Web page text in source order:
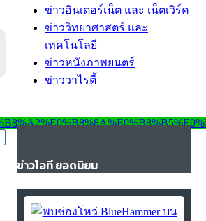
ข่าวอินเตอร์เน็ต และ เน็ตเวิร์ค
ข่าววิทยาศาสตร์ และ
เทคโนโลยี
ข่าวหนังภาพยนตร์
ข่าววาไรตี้
ข่าวไอที ยอดนิยม